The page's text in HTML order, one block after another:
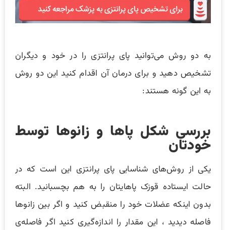
به دو روش می‌توانید پای پرانتزی را در خود و دیگران
تشخیص دهید و برای درمان آن اقدام کنید این دو روش
به این گونه هستند:
بررسی شکل پاها و زانوها توسط
خودتان
یکی از روش‌های شناسایی پای پرانتزی این است که در
حالت ایستاده قوزک پاهایتان را به هم بچسبانید. البته
بدون اینکه عضلات خود را منقبض کنید و اگر بین زانوها
فاصله دیدید ، این مقدار را اندازه‌گیری کنید اگر فاصله‌ی